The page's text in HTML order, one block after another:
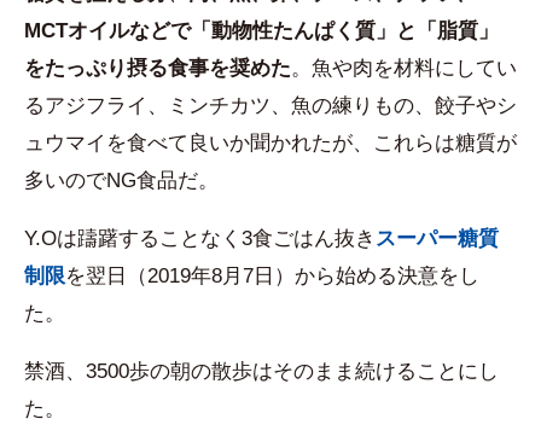
MCTオイルなどで「動物性たんぱく質」と「脂質」
をたっぷり摂る食事を奨めた。魚や肉を材料にしてい
るアジフライ、ミンチカツ、魚の練りもの、餃子やシ
ュウマイを食べて良いか聞かれたが、これらは糖質が
多いのでNG食品だ。
Y.Oは躊躇することなく3食ごはん抜き スーパー糖質
制限を翌日（2019年8月7日）から始める決意をし
た。
禁酒、3500歩の朝の散歩はそのまま続けることにし
た。